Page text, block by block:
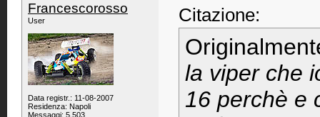
Francescorosso
User
Data registr.: 11-08-2007
Residenza: Napoli
Messaggi: 5.503
Citazione:
la viper che
16 perchè e